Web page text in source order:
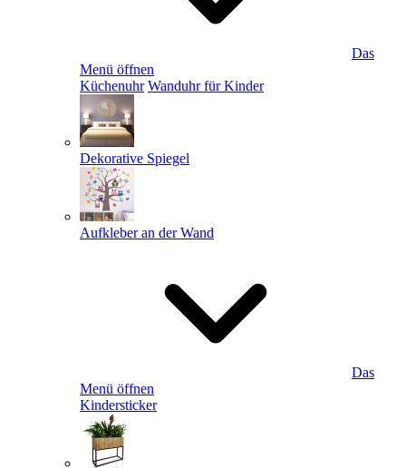
Das
Menü öffnen
Küchenuhr Wanduhr für Kinder
Dekorative Spiegel
Aufkleber an der Wand
Das
Menü öffnen
Kindersticker